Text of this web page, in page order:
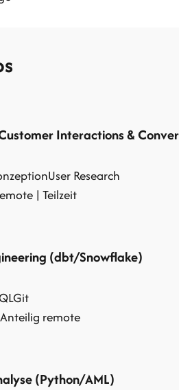
Interactions &
User Research
| Teilzeit
(dbt/Snowflake)
Git
remote
(Python/AML)